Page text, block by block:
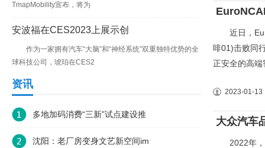
近日，
啡01)击败同
正安全的高
2023-01-13
大众汽车
2022年，
TmapMobility宣布，将为
安波福在CES2023上展示创
作为一家拥有汽车“大脑”和“神经系统”双重独特优势的全
球科技公司，琥珀在CES2
资讯
多地加码消费“三新”试点建设推
沈阳：老厂房变身文艺新空间im